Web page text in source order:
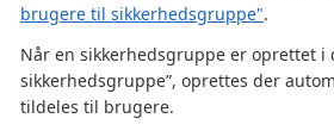
brugere til sikkerhedsgruppe".
Når en sikkerhedsgruppe er oprettet i
sikkerhedsgruppe”, oprettes der
tildeles til brugere.